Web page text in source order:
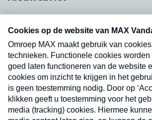
nieuwsbrief. Elke vrijdag- en
uw mailbox.